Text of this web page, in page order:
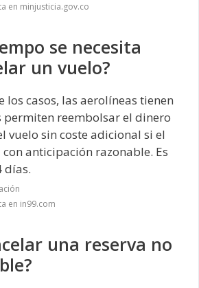
en minjusticia.gov.co
se necesita
un vuelo?
los casos, las aerolíneas tienen
permiten reembolsar el dinero
vuelo sin coste adicional si el
con anticipación razonable. Es
días.
en in99.com
una reserva no